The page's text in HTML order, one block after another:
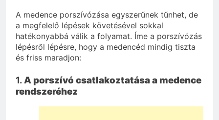
A medence porszívózása egyszerűnek tűnhet, de
a megfelelő lépések követésével sokkal
hatékonyabbá válik a folyamat. Íme a porszívózás
lépésről lépésre, hogy a medencéd mindig tiszta
és friss maradjon:
1.A porszívó csatlakoztatása a medence
rendszeréhez